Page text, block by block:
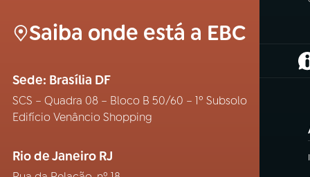
Saiba onde está a EBC
Sede: Brasília DF
SCS – Quadra 08 – Bloco B 50/60 – 1º Subsolo
Edifício Venâncio Shopping
Rio de Janeiro RJ